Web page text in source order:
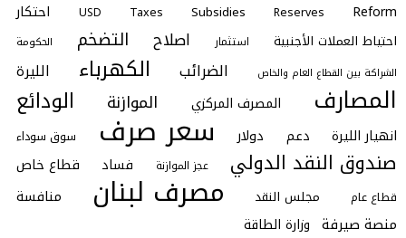
Reform
Reserves
Subsidies
Taxes
USD احتكار
احتياط العملات الأجنبية استثمار اصلاح التضخم
الحكومة
الشراكة بين القطاع العام والخاص
الضرائب الكهرباء الليرة
المصارف المصرف المركزي الموازنة الودائع
انهيار الليرة دعم دولار سعر صرف سوق سوداء
صندوق النقد الدولي عجز الموازنة فساد قطاع خاص
قطاع عام مجلس النقد مصرف لبنان
منافسة
منصة صيرفة وزارة الطاقة